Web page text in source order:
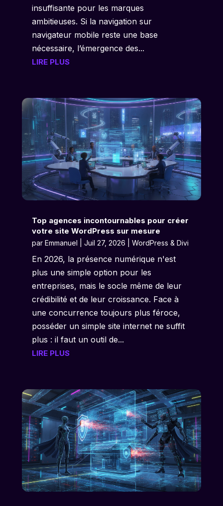
insuffisante pour les marques
ambitieuses. Si la navigation sur
navigateur mobile reste une base
nécessaire, l’émergence des...
LIRE PLUS
Top agences incontournables pour créer
votre site WordPress sur mesure
par Emmanuel Juil 27, 2026 WordPress & Divi
En 2026, la présence numérique n'est
plus une simple option pour les
entreprises, mais le socle même de leur
crédibilité et de leur croissance. Face à
une concurrence toujours plus féroce,
posséder un simple site internet ne suffit
plus : il faut un outil de...
LIRE PLUS